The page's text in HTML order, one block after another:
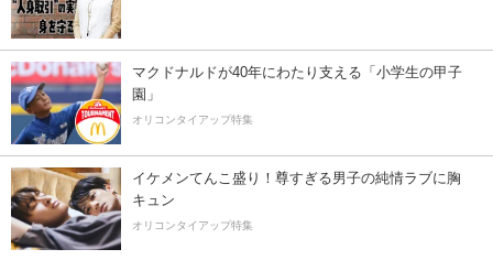
マクドナルドが40年にわたり支える「小学生の甲子
園」
オリコンタイアップ特集
イケメンてんこ盛り！尊すぎる男子の純情ラブに胸
キュン
オリコンタイアップ特集